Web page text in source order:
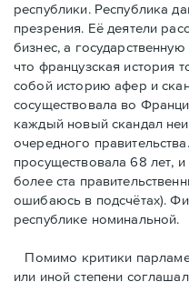
республики. Республика
презрения. Её деятели
бизнес, а
что французская история
собой историю афер и
сосуществовала во
каждый новый скандал
очередного
просуществовала 68 лет,
более ста
ошибаюсь в подсчётах).
республике номинальной.
Помимо критики
или иной степени